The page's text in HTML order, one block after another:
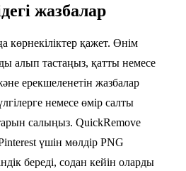
жазбалар
көрнекіліктер қажет. Өнім
алып тастаңыз, қатты немесе
ерекшеленетін жазбалар
немесе өмір салты
салыңыз. QuickRemove
үшін мөлдір PNG
береді, содан кейін оларды